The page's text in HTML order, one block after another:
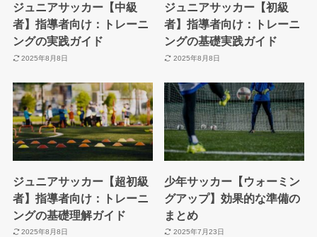
ジュニアサッカー【中級
者】指導者向け：トレーニ
ングの実践ガイド
2025年8月8日
ジュニアサッカー【初級
者】指導者向け：トレーニ
ングの基礎実践ガイド
2025年8月8日
ジュニアサッカー【超初級
者】指導者向け：トレーニ
ングの基礎理解ガイド
2025年8月8日
少年サッカー【ウォーミン
グアップ】効果的な準備の
まとめ
2025年7月23日